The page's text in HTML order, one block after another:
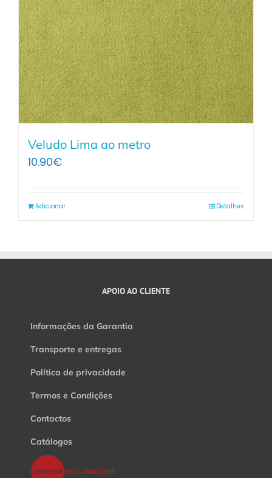
Veludo Lima ao metro
10.90€
Adicionar Detalhes
APOIO AO CLIENTE
Informações da Garantia
Transporte e entregas
Política de privacidade
Termos e Condições
Contactos
Catálogos